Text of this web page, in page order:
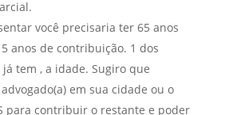
você precisaria ter 65 anos
anos de contribuição. 1 dos
tem , a idade. Sugiro que
em sua cidade ou o
para contribuir o restante e poder